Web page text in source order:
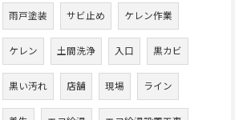
雨戸塗装 サビ止め ケレン作業
ケレン 土間洗浄 入口 黒カビ
黒い汚れ 店舗 現場 ライン